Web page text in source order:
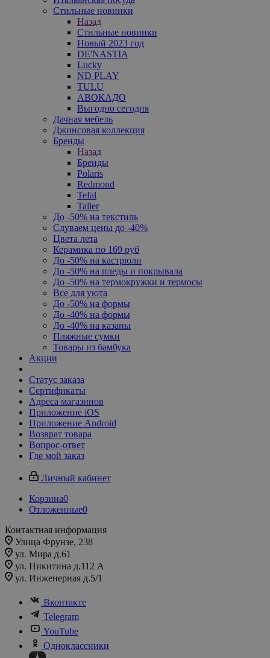
Стильные новинки
Назад
Стильные новинки
Новый 2023 год
DE'NASTIA
Lucky
ND PLAY
TULU
АВОКАДО
Выгодно сегодня
Дачная мебель
Джинсовая коллекция
Бренды
Назад
Бренды
Polaris
Redmond
Tefal
Taller
До -50% на текстиль
Сдуваем цены до -40%
Цвета лета
Керамика по 169 руб
До -50% на кастрюли
До -50% на пледы и покрывала
До -50% на термокружки и термосы
Все для уюта
До -50% на формы
До -40% на формы
До -40% на казаны
Пляжные сумки
Товары из бамбука
Акции
Статус заказа
Сертификаты
Адреса магазинов
Приложение iOS
Приложение Android
Возврат товара
Вопрос-ответ
Где мой заказ
Личный кабинет
Корзина0
Отложенные0
Контактная информация
Улица Фрунзе, 238​
ул. Мира д.61
ул. Никитина д.112 А
ул. Инженерная д.5/1
Вконтакте
Telegram
YouTube
Одноклассники